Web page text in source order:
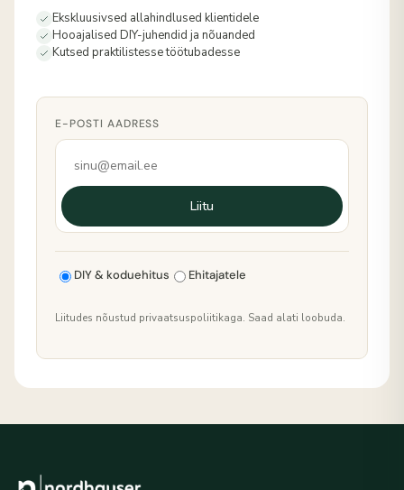
Ekskluusivsed allahindlused klientidele
Hooajalised DIY-juhendid ja nõuanded
Kutsed praktilistesse töötubadesse
E-POSTI AADRESS
Liitu
DIY & koduehitus Ehitajatele
Liitudes nõustud privaatsuspoliitikaga. Saad alati loobuda.